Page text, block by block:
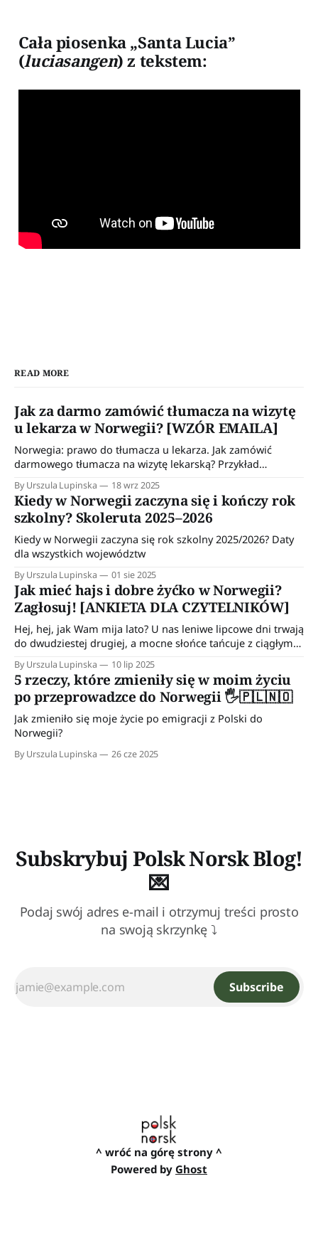
Cała piosenka „Santa Lucia”
(luciasangen) z tekstem:
READ MORE
Jak za darmo zamówić tłumacza na wizytę
u lekarza w Norwegii? [WZÓR EMAILA]
Norwegia: prawo do tłumacza u lekarza. Jak zamówić
darmowego tłumacza na wizytę lekarską? Przykład
By Urszula Lupinska 18 wrz 2025
Kiedy w Norwegii zaczyna się i kończy rok
szkolny? Skoleruta 2025–2026
Kiedy w Norwegii zaczyna się rok szkolny 2025/2026? Daty
dla wszystkich województw
By Urszula Lupinska 01 sie 2025
Jak mieć hajs i dobre żyćko w Norwegii?
Zagłosuj! [ANKIETA DLA CZYTELNIKÓW]
Hej, hej, jak Wam mija lato? U nas leniwe lipcowe dni trwają
do dwudziestej drugiej, a mocne słońce tańcuje z ciągłym
emigracji Jeśli o mnie chodzi, to ostatnio dużo czasu
spędzam na prowadzeniu naszego budżetu domowego.
Dzięki niemu osiągnęliśmy pewnego rodzaju dyscyplinę
By Urszula Lupinska 10 lip 2025
5 rzeczy, które zmieniły się w moim życiu
po przeprowadzce do Norwegii 🖐️🇵🇱🇳🇴
Jak zmieniło się moje życie po emigracji z Polski do
Norwegii?
By Urszula Lupinska 26 cze 2025
Subskrybuj Polsk Norsk Blog!
💌
Podaj swój adres e-mail i otrzymuj treści prosto
na swoją skrzynkę ⤵
Subscribe
^ wróć na górę strony ^
Powered by Ghost